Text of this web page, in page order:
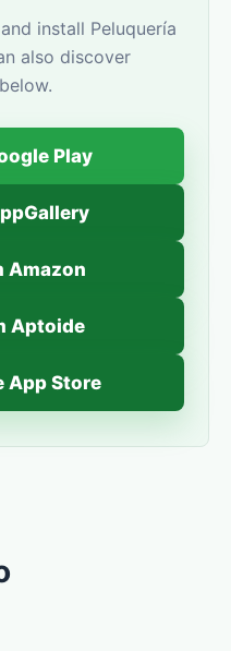
install Peluquería
also discover
Play
Amazon
Aptoide
App Store